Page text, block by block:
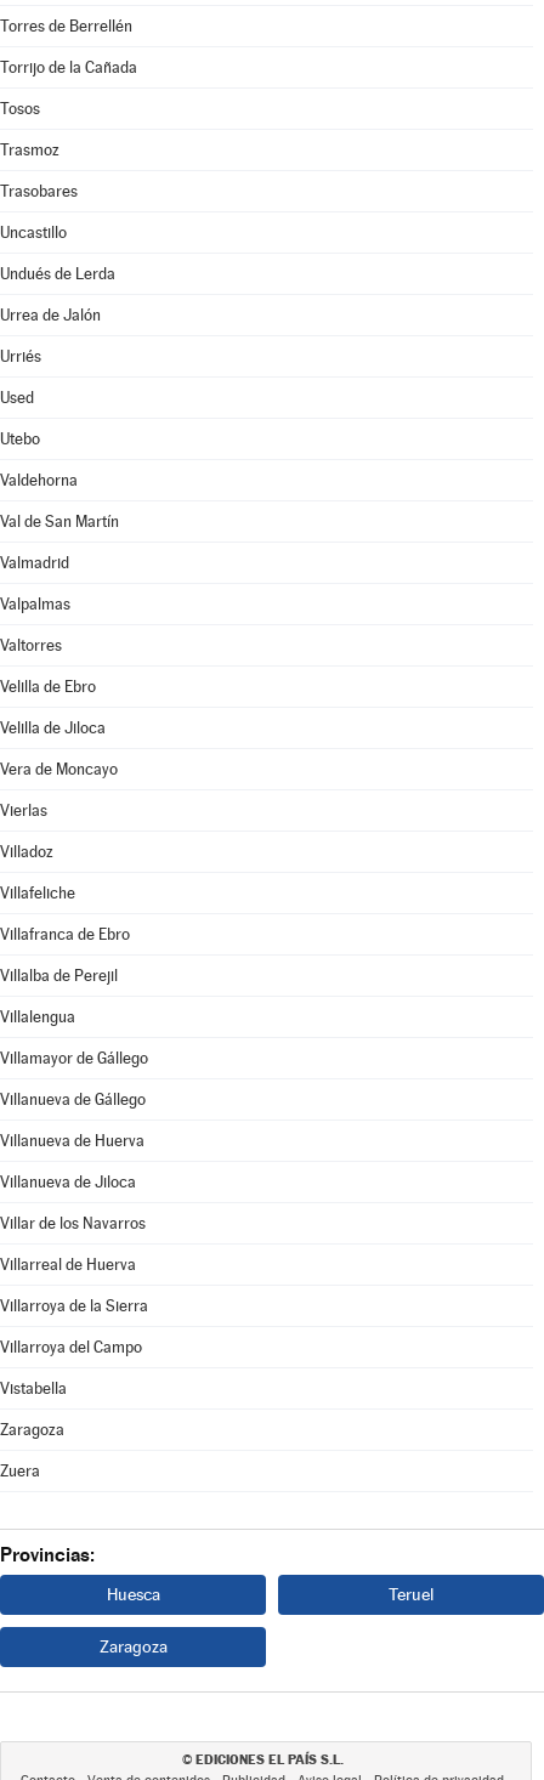
Torres de Berrellén
Torrijo de la Cañada
Tosos
Trasmoz
Trasobares
Uncastillo
Undués de Lerda
Urrea de Jalón
Urriés
Used
Utebo
Valdehorna
Val de San Martín
Valmadrid
Valpalmas
Valtorres
Velilla de Ebro
Velilla de Jiloca
Vera de Moncayo
Vierlas
Villadoz
Villafeliche
Villafranca de Ebro
Villalba de Perejil
Villalengua
Villamayor de Gállego
Villanueva de Gállego
Villanueva de Huerva
Villanueva de Jiloca
Villar de los Navarros
Villarreal de Huerva
Villarroya de la Sierra
Villarroya del Campo
Vistabella
Zaragoza
Zuera
Provincias:
Huesca Teruel
Zaragoza
© EDICIONES EL PAÍS S.L.